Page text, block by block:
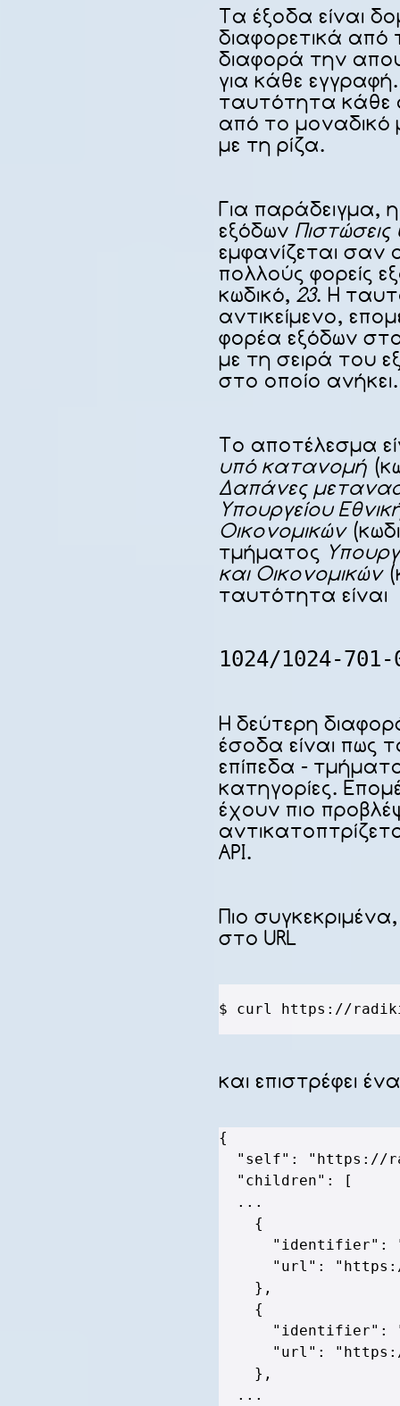
Τα έξοδα είναι
διαφορετικά
διαφορά την
για κάθε
ταυτότητα κάθε
από το μοναδικό
με τη ρίζα.
Για παράδειγμα,
εξόδων
εμφανίζεται σαν
πολλούς φορείς
κωδικό, 23. Η
αντικείμενο,
φορέα εξόδων
με τη σειρά του
στο οποίο ανήκει.
Το αποτέλεσμα
υπό κατανομή
Δαπάνες
Υπουργείου
Οικονομικών
τμήματος
και Οικονομικών
ταυτότητα είναι
1024/1024-701-
Η δεύτερη
έσοδα είναι πως
επίπεδα -
κατηγορίες.
έχουν πιο
API.
Πιο
στο URL
$ curl https://
και επιστρέφει
{
"self" :
"https://
"children" :
[
  ...
{
"identifier" :
"url" :
} ,
{
"identifier" :
"url" :
} ,
  ...